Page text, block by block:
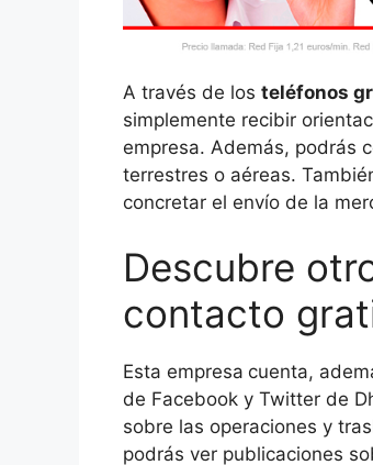
A través de los teléfonos
simplemente recibir
empresa. Además, podrás
terrestres o aéreas.
concretar el envío de la
Descubre
contacto
Esta empresa cuenta,
de Facebook y Twitter de
sobre las operaciones y
podrás ver publicaciones